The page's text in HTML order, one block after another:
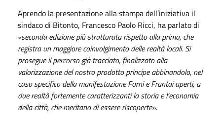
Aprendo la presentazione alla stampa dell’iniziativa il
sindaco di Bitonto, Francesco Paolo Ricci, ha parlato di
«seconda edizione più strutturata rispetto alla prima, che
registra un maggiore coinvolgimento delle realtà locali. Si
prosegue il percorso già tracciato, finalizzato alla
valorizzazione del nostro prodotto principe abbinandolo, nel
caso specifico della manifestazione Forni e Frantoi aperti, a
due realtà fortemente caratterizzanti la storia e l’economia
della città, che meritano di essere riscoperte».